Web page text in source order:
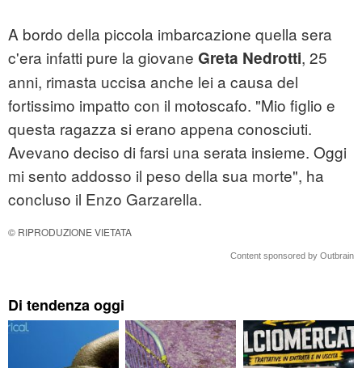
A bordo della piccola imbarcazione quella sera
c'era infatti pure la giovane Greta Nedrotti, 25
anni, rimasta uccisa anche lei a causa del
fortissimo impatto con il motoscafo. "Mio figlio e
questa ragazza si erano appena conosciuti.
Avevano deciso di farsi una serata insieme. Oggi
mi sento addosso il peso della sua morte", ha
concluso il Enzo Garzarella.
© RIPRODUZIONE VIETATA
Content sponsored by Outbrain
Di tendenza oggi